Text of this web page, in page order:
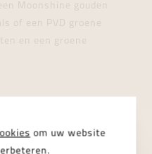
Moonshine gouden
of een PVD groene
en een groene
om uw website